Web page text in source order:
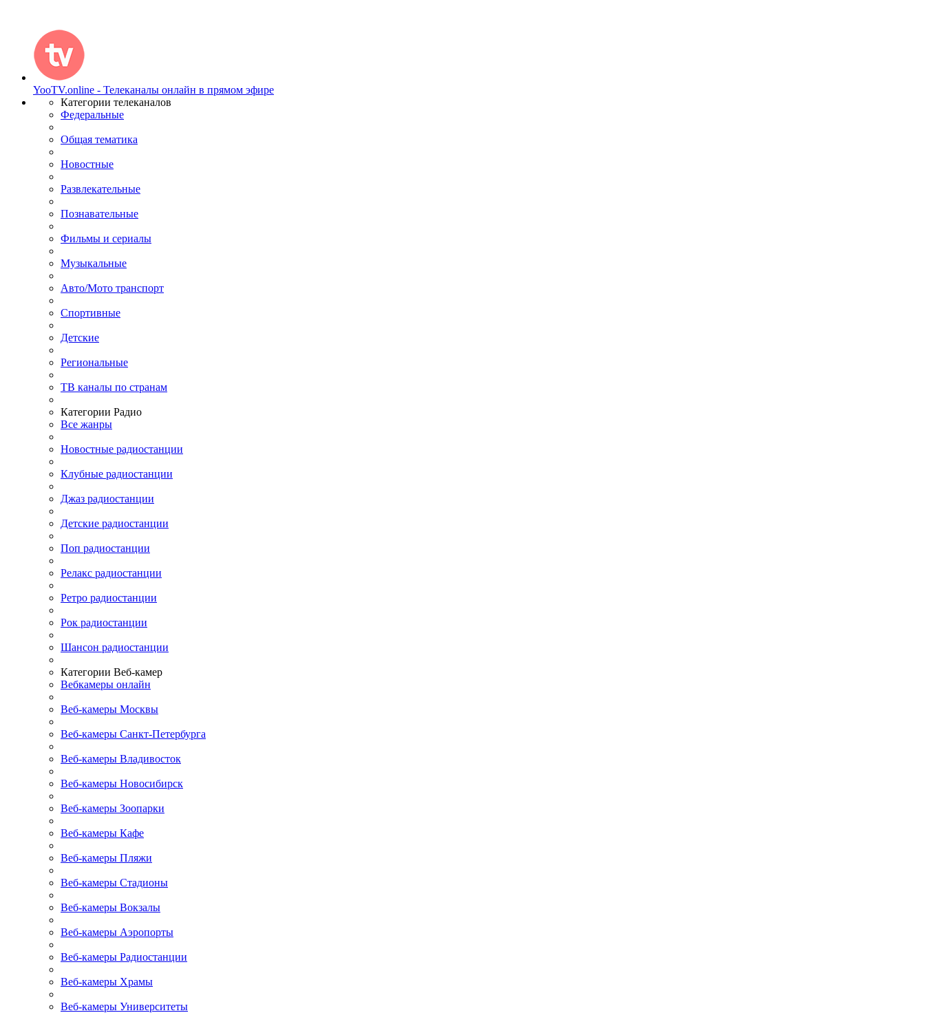
YooTV.online - Телеканалы онлайн в прямом эфире
Категории телеканалов
Федеральные
Общая тематика
Новостные
Развлекательные
Познавательные
Фильмы и сериалы
Музыкальные
Авто/Мото транспорт
Спортивные
Детские
Региональные
ТВ каналы по странам
Категории Радио
Все жанры
Новостные радиостанции
Клубные радиостанции
Джаз радиостанции
Детские радиостанции
Поп радиостанции
Релакс радиостанции
Ретро радиостанции
Рок радиостанции
Шансон радиостанции
Категории Веб-камер
Вебкамеры онлайн
Веб-камеры Москвы
Веб-камеры Санкт-Петербурга
Веб-камеры Владивосток
Веб-камеры Новосибирск
Веб-камеры Зоопарки
Веб-камеры Кафе
Веб-камеры Пляжи
Веб-камеры Стадионы
Веб-камеры Вокзалы
Веб-камеры Аэропорты
Веб-камеры Радиостанции
Веб-камеры Храмы
Веб-камеры Университеты